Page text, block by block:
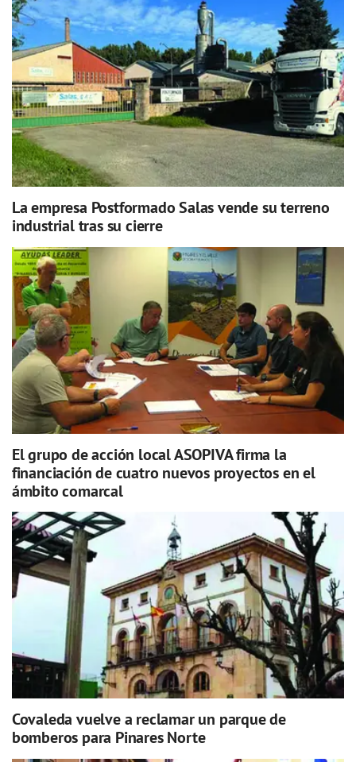
La empresa Postformado Salas vende su terreno
industrial tras su cierre
El grupo de acción local ASOPIVA firma la
financiación de cuatro nuevos proyectos en el
ámbito comarcal
Covaleda vuelve a reclamar un parque de
bomberos para Pinares Norte